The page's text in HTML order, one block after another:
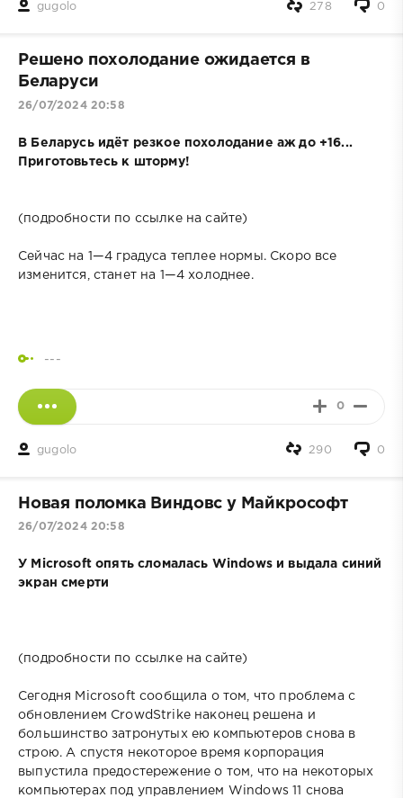
gugolo 0
278
Решено похолодание ожидается в
Беларуси
26/07/2024 20:58
В Беларусь идёт резкое похолодание аж до +16...
Приготовьтесь к шторму!
(подробности по ссылке на сайте)
Сейчас на 1—4 градуса теплее нормы. Скоро все
изменится, станет на 1—4 холоднее.
---
0
gugolo 0
290
Новая поломка Виндовс у Майкрософт
26/07/2024 20:58
У Microsoft опять сломалась Windows и выдала синий
экран смерти
(подробности по ссылке на сайте)
Сегодня Microsoft сообщила о том, что проблема с
обновлением CrowdStrike наконец решена и
большинство затронутых ею компьютеров снова в
строю. А спустя некоторое время корпорация
выпустила предостережение о том, что на некоторых
компьютерах под управлением Windows 11 снова